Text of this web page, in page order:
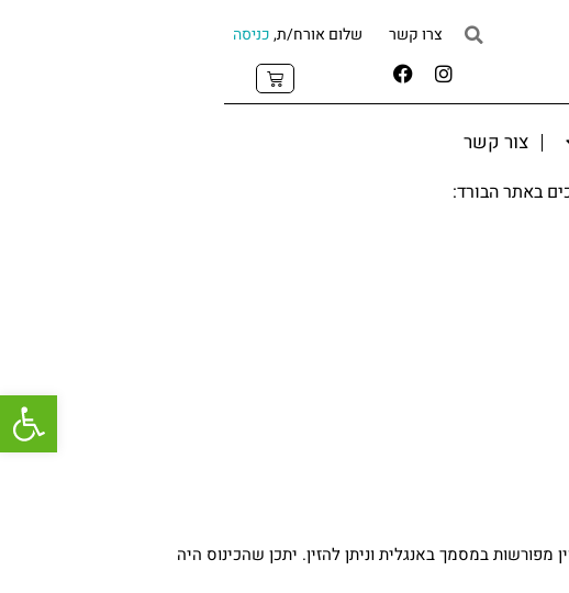
צרו קשר שלום אורח/ת,כניסה
צור קשר
מפורשות במסמך באנגלית וניתן להזין. יתכן שהכינוס היה